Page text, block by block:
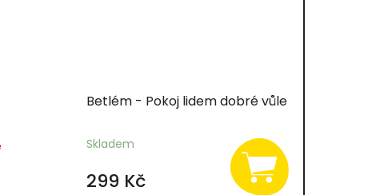
Betlém - Pokoj lidem dobré vůle
Skladem
299 Kč